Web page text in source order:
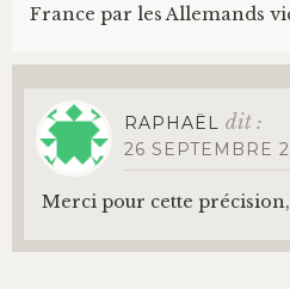
France par les Allemands
RAPHAËL dit :
26 SEPTEMBRE
Merci pour cette